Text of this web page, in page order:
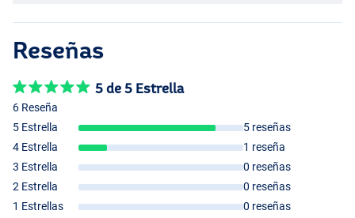
Reseñas
5 de 5 Estrella
6 Reseña
5 Estrella
5 reseñas
4 Estrella
1 reseña
3 Estrella
0 reseñas
2 Estrella
0 reseñas
1 Estrellas
0 reseñas